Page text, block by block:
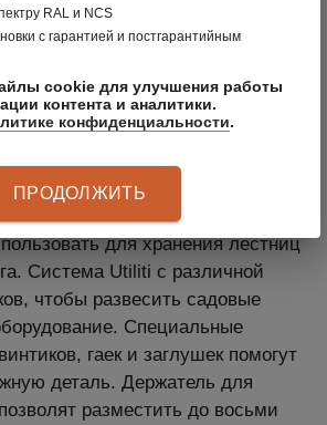
ПРОДУКТА
пространства гаража
всего, в том числе и для
спортивное
Освободите место на полу с
системы Classic. Круглый
для хранения лестниц
Система Utiliti с различной
чтобы развесить садовые
Специальные
гаек и заглушек помогут
деталь. Держатель для
разместить до восьми
RAL и NCS
с гарантией и постгарантийным
cookie для улучшения работы
контента и аналитики.
конфиденциальности.
ПРОДОЛЖИТЬ